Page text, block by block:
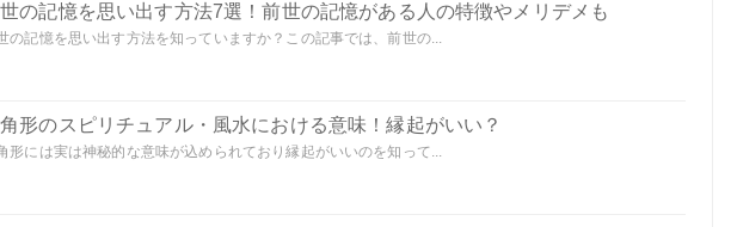
の記憶を思い出す方法7選！前世の記憶がある人の特徴やメリデメも
の記憶を思い出す方法を知っていますか？この記事では、前世の...
形のスピリチュアル・風水における意味！縁起がいい？
形には実は神秘的な意味が込められており縁起がいいのを知って...